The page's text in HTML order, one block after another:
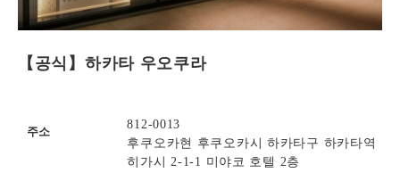
【공식】하카타 우오쿠라
주소
812-0013
후쿠오카현 후쿠오카시 하카타구 하카타역
히가시 2-1-1 미야코 호텔 2층